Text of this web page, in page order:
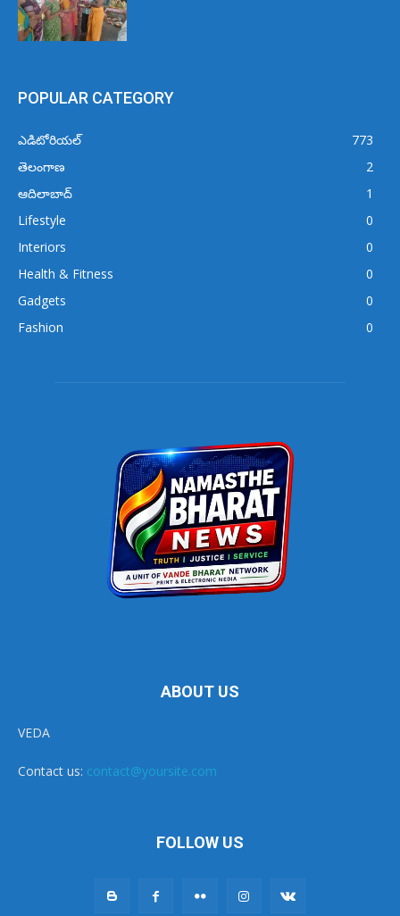
POPULAR CATEGORY
ఎడిటోరియల్
773
తెలంగాణ
2
ఆదిలాబాద్
1
Lifestyle
0
Interiors
0
Health & Fitness
0
Gadgets
0
Fashion
0
ABOUT US
VEDA
Contact us: contact@yoursite.com
FOLLOW US